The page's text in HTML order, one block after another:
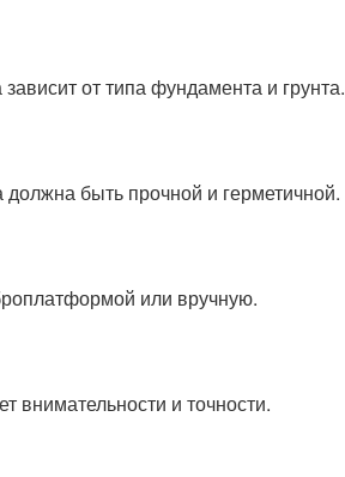
от типа фундамента и грунта.
быть прочной и герметичной.
или вручную.
внимательности и точности.